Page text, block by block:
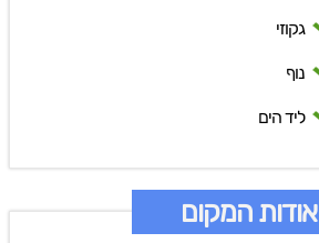
גקוזי
נוף
ליד הים
אודות המקום